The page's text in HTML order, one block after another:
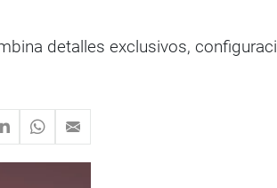
detalles exclusivos,